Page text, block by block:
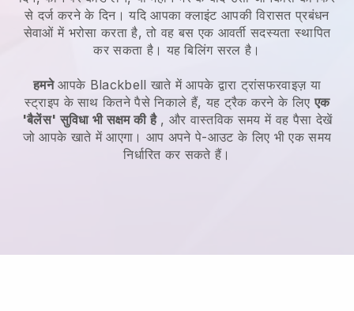
से दर्ज करने के दिन।यदि आपका क्लाइंट आपकी विरासत प्रबंधन
सेवाओं में भरोसा करता है, तो वह बस एक आवर्ती सदस्यता स्थापित
कर सकता है। यह बिलिंग सरल है।
हमनेआपके Blackbell खाते में आपके द्वारा ट्रांसफरवाइज़ या
स्ट्राइप के साथ कितने पैसे निकाले हैं, यह ट्रैक करने के लिएएक
'बैलेंस' सुविधा भी सक्षम की है, और वास्तविक समय में वह पैसा देखें
जो आपके खाते में आएगा। आप अपने पे-आउट के लिए भी एक समय
निर्धारित कर सकते हैं।